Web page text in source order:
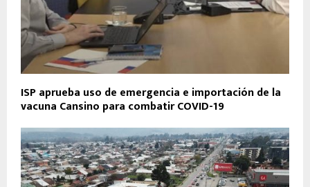
ISP aprueba uso de emergencia e importación de la
vacuna Cansino para combatir COVID-19